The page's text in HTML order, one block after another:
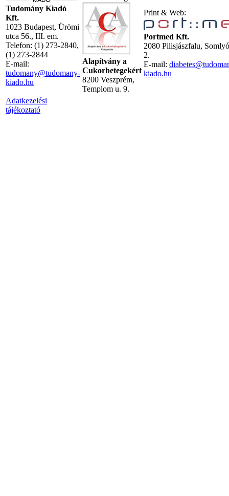
Tudomány Kiadó
Kft.
1023 Budapest, Ürömi
utca 56., III. em.
Telefon: (1) 273-2840,
(1) 273-2844
E-mail:
tudomany@tudomany-
kiado.hu
Adatkezelési
tájékoztató
Alapítvány a
Cukorbetegekért
8200 Veszprém,
Templom u. 9.
Print & Web:
Portmed Kft.
2080 Pilisjászfalu,
2.
E-mail:
kiado.hu